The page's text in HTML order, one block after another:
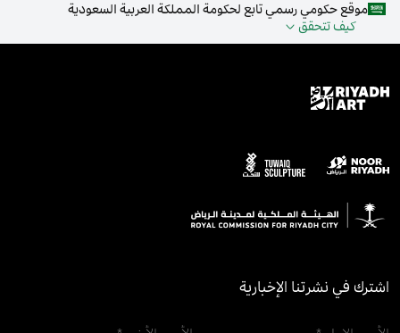
موقع حكومي رسمي تابع لحكومة المملكة العربية السعودية
كيف تتحقق
اشترك في نشرتنا الإخبارية